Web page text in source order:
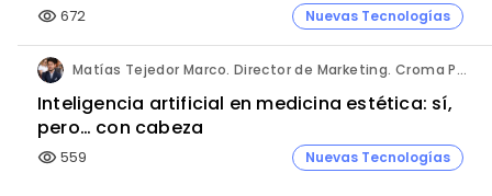
visibility 672 Nuevas Tecnologías
Matías Tejedor Marco. Director de Marketing. Croma Pharma Iberia.
Inteligencia artificial en medicina estética: sí,
pero… con cabeza
visibility 559 Nuevas Tecnologías